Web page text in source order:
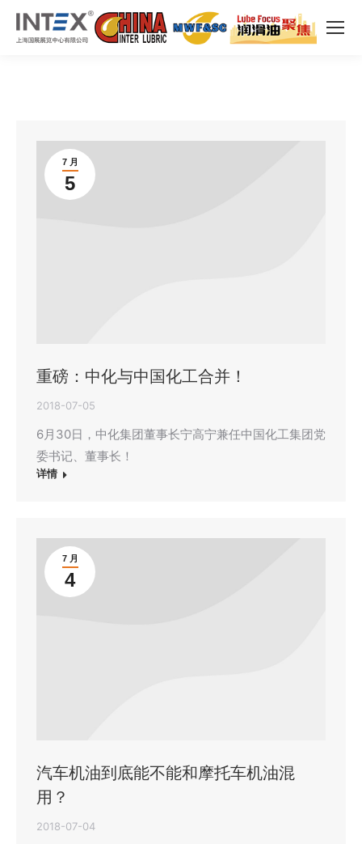
7 月
5
重磅：中化与中国化工合并！
2018-07-05
6月30日，中化集团董事长宁高宁兼任中国化工集团党
委书记、董事长！
详情
7 月
4
汽车机油到底能不能和摩托车机油混
用？
2018-07-04